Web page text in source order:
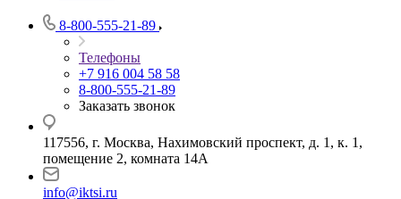
8-800-555-21-89
Телефоны
+7 916 004 58 58
8-800-555-21-89
Заказать звонок
117556, г. Москва, Нахимовский проспект, д. 1, к. 1,
помещение 2, комната 14А
info@iktsi.ru